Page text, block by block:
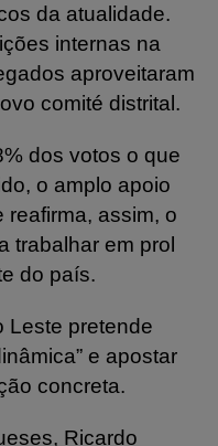
da atualidade.
internas na
aproveitaram
comité distrital.
dos votos o que
o amplo apoio
reafirma, assim, o
trabalhar em prol
do país.
Leste pretende
e apostar
concreta.
Ricardo